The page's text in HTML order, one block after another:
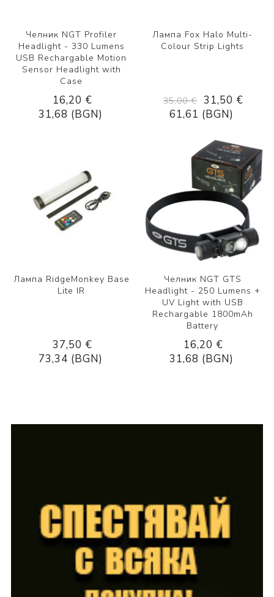
Челник NGT Profiler
Headlight - 330 Lumens
USB Rechargable Motion
Sensor Headlight with
Case
16,20 €
31,68 (BGN)
Лампа Fox Halo Multi-
Colour Strip Lights
35,00 € 31,50 €
61,61 (BGN)
Лампа RidgeMonkey Base
Lite IR
37,50 €
73,34 (BGN)
Челник NGT GTS
Headlight - 250 Lumens +
UV Light with USB
Rechargable 1800mAh
Battery
16,20 €
31,68 (BGN)